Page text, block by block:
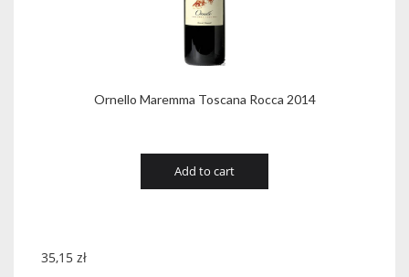
Ornello Maremma Toscana Rocca 2014
Add to cart
35,15 zł